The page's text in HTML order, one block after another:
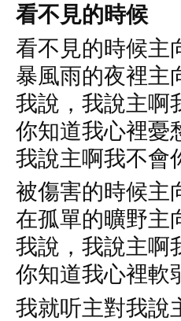
看不見的時候
看不見的時候主
暴風雨的夜裡主
我說，我說主啊
你知道我心裡憂
我說主啊我不會
被傷害的時候主
在孤單的曠野主
我說，我說主啊
你知道我心裡軟
我就听主對我說